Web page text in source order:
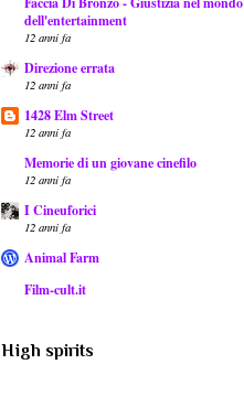
dell'entertainment
12 anni fa
Direzione errata
12 anni fa
1428 Elm Street
12 anni fa
Memorie di un giovane cinefilo
12 anni fa
I Cineuforici
12 anni fa
Animal Farm
Film-cult.it
High spirits